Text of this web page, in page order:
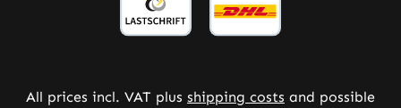
All prices incl. VAT plus shipping costs and possible